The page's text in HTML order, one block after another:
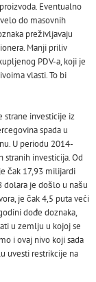
Eventualno
do masovnih
preživljavaju
Manji priliv
PDV-a, koji je
vlasti. To bi
strane investicije iz
spada u
U periodu 2014-
investicija. Od
čak 17,93 milijardi
dolara je došlo u našu
je čak 4,5 puta veći
dođe doznaka,
u zemlju u kojoj se
i ovaj nivo koji sada
uvesti restrikcije na